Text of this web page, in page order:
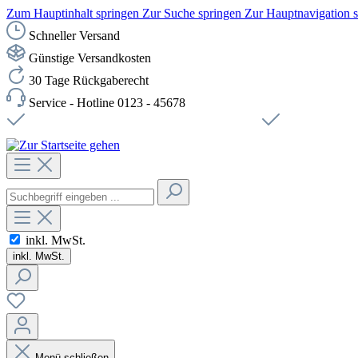
Zum Hauptinhalt springen Zur Suche springen Zur Hauptnavigation
Schneller Versand
Günstige Versandkosten
30 Tage Rückgaberecht
Service - Hotline 0123 - 45678
inkl. MwSt.
inkl. MwSt.